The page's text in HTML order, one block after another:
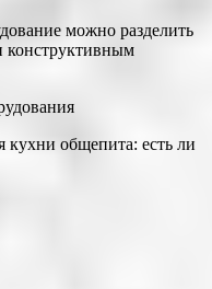
можно разделить
конструктивным